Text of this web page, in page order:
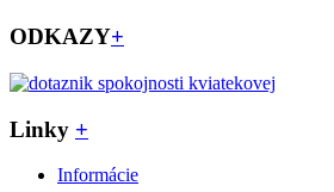
ODKAZY+
Linky +
Informácie